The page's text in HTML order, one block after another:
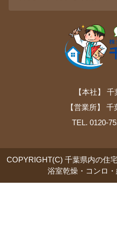
【本社】
【営業所】
TEL. 0120-
COPYRIGHT(C) 千葉県内の住
浴室乾燥・コンロ